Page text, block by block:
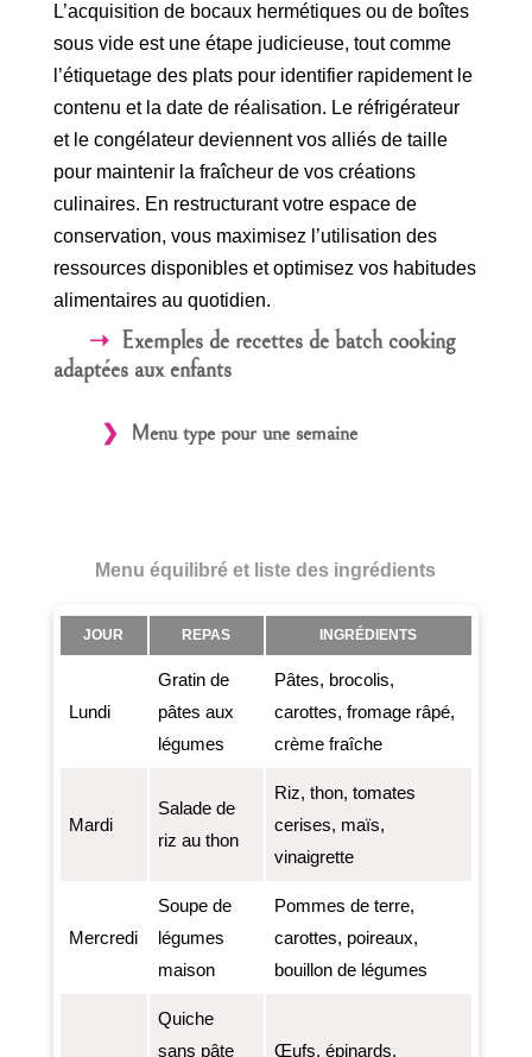
L’acquisition de bocaux hermétiques ou de boîtes
sous vide est une étape judicieuse, tout comme
l’étiquetage des plats pour identifier rapidement le
contenu et la date de réalisation. Le réfrigérateur
et le congélateur deviennent vos alliés de taille
pour maintenir la fraîcheur de vos créations
culinaires. En restructurant votre espace de
conservation, vous maximisez l’utilisation des
ressources disponibles et optimisez vos habitudes
alimentaires au quotidien.
Exemples de recettes de batch cooking
adaptées aux enfants
Menu type pour une semaine
Menu équilibré et liste des ingrédients
JOUR REPAS INGRÉDIENTS
Lundi
Gratin de
pâtes aux
légumes
Pâtes, brocolis,
carottes, fromage râpé,
crème fraîche
Mardi
Salade de
riz au thon
Riz, thon, tomates
cerises, maïs,
vinaigrette
Mercredi
Soupe de
légumes
maison
Pommes de terre,
carottes, poireaux,
bouillon de légumes
Quiche
sans pâte
Œufs, épinards,